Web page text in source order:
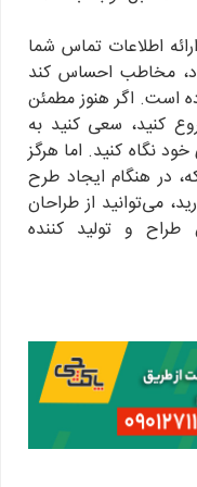
اطلاعات تماس شما
مخاطب احساس کند
است. اگر هنوز مطمئن
کنید، سعی کنید به
نگاه کنید. اما هرگز
در هنگام ایجاد طرح
می‌توانید از طراحان
طراح و تولید کننده